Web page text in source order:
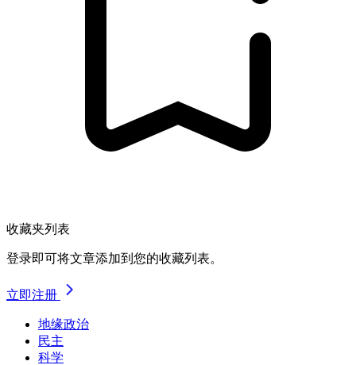
收藏夹列表
登录即可将文章添加到您的收藏列表。
立即注册
地缘政治
民主
科学